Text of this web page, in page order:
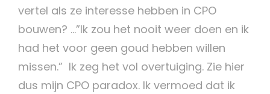
vertel als ze interesse hebben in CPO
bouwen? …”Ik zou het nooit weer doen en ik
had het voor geen goud hebben willen
missen.” Ik zeg het vol overtuiging. Zie hier
dus mijn CPO paradox. Ik vermoed dat ik